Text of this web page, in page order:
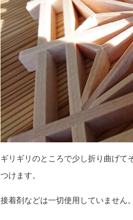
ギリギリのところで少し折り曲げて
つけます。
接着剤などは一切使用していません。